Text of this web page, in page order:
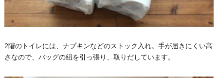
2階のトイレには、ナプキンなどのストック入れ。手が届きにくい高
さなので、バッグの紐を引っ張り、取りだしています。